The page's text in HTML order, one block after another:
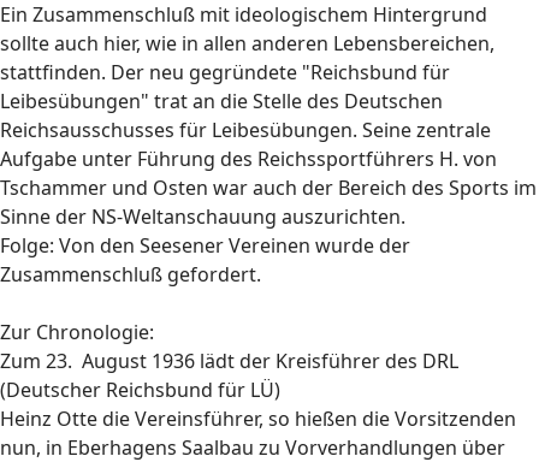
Ein Zusammenschluß mit ideologischem Hintergrund
sollte auch hier, wie in allen anderen Lebensbereichen,
stattfinden. Der neu gegründete "Reichsbund für
Leibesübungen" trat an die Stelle des Deutschen
Reichsausschusses für Leibesübungen. Seine zentrale
Aufgabe unter Führung des Reichssportführers H. von
Tschammer und Osten war auch der Bereich des Sports im
Sinne der NS-Weltanschauung auszurichten.
Folge: Von den Seesener Vereinen wurde der
Zusammenschluß gefordert.
Zur Chronologie:
Zum 23. August 1936 lädt der Kreisführer des DRL
(Deutscher Reichsbund für LÜ)
Heinz Otte die Vereinsführer, so hießen die Vorsitzenden
nun, in Eberhagens Saalbau zu Vorverhandlungen über